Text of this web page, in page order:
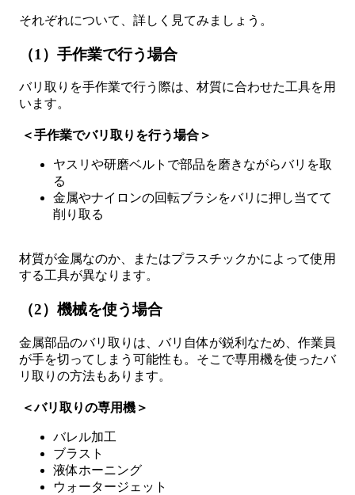
それぞれについて、詳しく見てみましょう。
（1）手作業で行う場合
バリ取りを手作業で行う際は、材質に合わせた工具を用
います。
＜手作業でバリ取りを行う場合＞
ヤスリや研磨ベルトで部品を磨きながらバリを取
る
金属やナイロンの回転ブラシをバリに押し当てて
削り取る
材質が金属なのか、またはプラスチックかによって使用
する工具が異なります。
（2）機械を使う場合
金属部品のバリ取りは、バリ自体が鋭利なため、作業員
が手を切ってしまう可能性も。そこで専用機を使ったバ
リ取りの方法もあります。
＜バリ取りの専用機＞
バレル加工
ブラスト
液体ホーニング
ウォータージェット